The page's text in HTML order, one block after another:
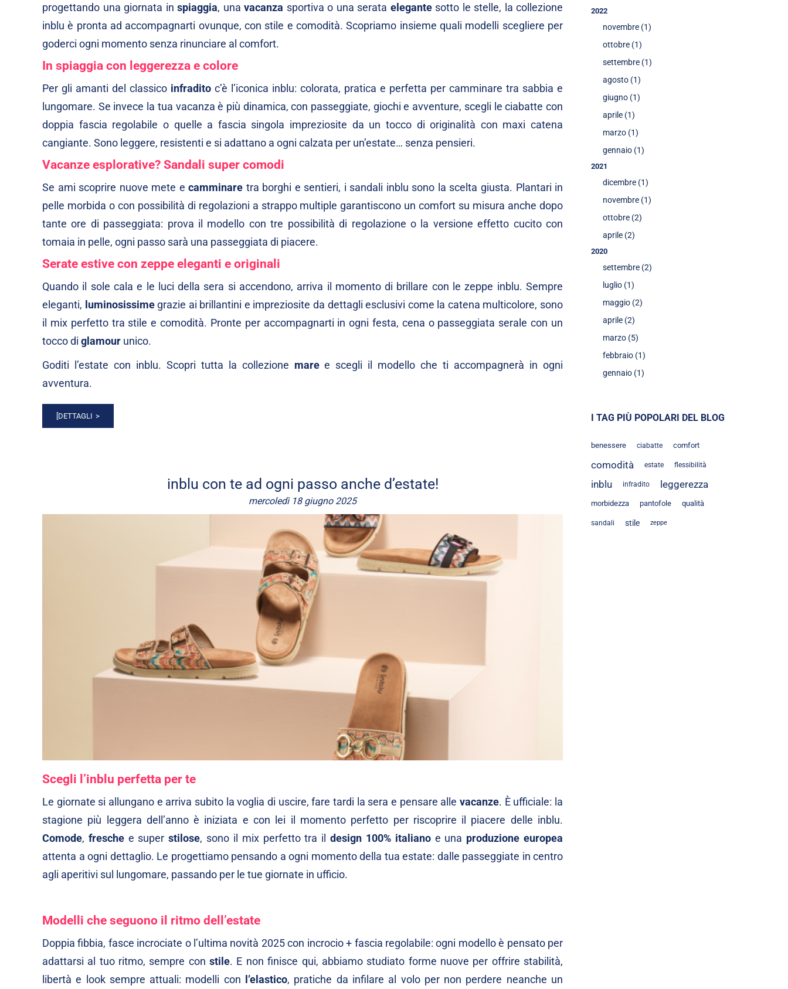
progettando una giornata in spiaggia, una vacanza sportiva o una serata elegante sotto le stelle, la collezione
inblu è pronta ad accompagnarti ovunque, con stile e comodità. Scopriamo insieme quali modelli scegliere per
goderci ogni momento senza rinunciare al comfort.
In spiaggia con leggerezza e colore
Per gli amanti del classico infradito c’è l’iconica inblu: colorata, pratica e perfetta per camminare tra sabbia e
lungomare. Se invece la tua vacanza è più dinamica, con passeggiate, giochi e avventure, scegli leciabatte con
doppia fascia regolabile o quelle a fascia singola impreziosite da un tocco di originalità con maxi catena
cangiante. Sono leggere, resistenti e si adattano a ogni calzata per un’estate… senza pensieri.
Vacanze esplorative? Sandali super comodi
Se ami scoprire nuove mete ecamminare tra borghi e sentieri, i sandali inblu sono la scelta giusta. Plantari in
pelle morbida o con possibilità di regolazioni a strappo multiple garantiscono un comfort su misura anche dopo
tante ore di passeggiata: prova il modello contre possibilità di regolazione o la versioneeffetto cucito con
tomaia in pelle, ogni passo sarà una passeggiata di piacere.
Serate estive con zeppe eleganti e originali
Quando il sole cala e le luci della sera si accendono, arriva il momento di brillare con lezeppe inblu. Sempre
eleganti, luminosissime grazie ai brillantini e impreziosite da dettagli esclusivi come la catena multicolore, sono
il mix perfetto tra stile e comodità. Pronte per accompagnarti in ogni festa, cena o passeggiata serale con un
tocco di glamour unico.
Goditi l’estate con inblu. Scopri tutta la collezione maree scegli il modello che ti accompagnerà in ogni
avventura.
[DETTAGLI
inblu con te ad ogni passo anche d’estate!
mercoledì 18 giugno 2025
Scegli l’inblu perfetta per te
Le giornate si allungano e arriva subito la voglia di uscire, fare tardi la sera e pensare alle vacanze. È ufficiale: la
stagione più leggera dell’anno è iniziata e con lei il momento perfetto per riscoprire il piacere delle inblu.
Comode, fresche e superstilose, sono il mix perfetto tra ildesign 100% italianoe una produzione europea
attenta a ogni dettaglio. Le progettiamo pensando a ogni momento della tua estate: dalle passeggiate in centro
agli aperitivi sul lungomare, passando per le tue giornate in ufficio.
Modelli che seguono il ritmo dell’estate
Doppia fibbia, fasce incrociate o l’ultima novità 2025 con incrocio + fascia regolabile: ogni modello è pensato per
adattarsi al tuo ritmo, sempre constile. E non finisce qui, abbiamo studiato forme nuove per offrire stabilità,
libertà e look sempre attuali: modelli con l’elastico, pratiche da infilare al volo per non perdere neanche un
2022
novembre (1)
ottobre (1)
settembre (1)
agosto (1)
giugno (1)
aprile (1)
marzo (1)
gennaio (1)
2021
dicembre (1)
novembre (1)
ottobre (2)
aprile (2)
2020
settembre (2)
luglio (1)
maggio (2)
aprile (2)
marzo (5)
febbraio (1)
gennaio (1)
I TAG PIÙ POPOLARI DEL BLOG
benessere ciabatte comfort
comodità estate flessibilità
inblu infradito leggerezza
morbidezza pantofole qualità
sandali stile zeppe